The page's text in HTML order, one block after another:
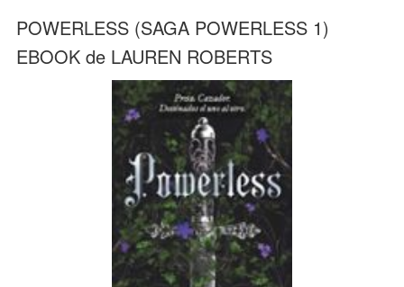
POWERLESS (SAGA POWERLESS 1)
EBOOK de LAUREN ROBERTS